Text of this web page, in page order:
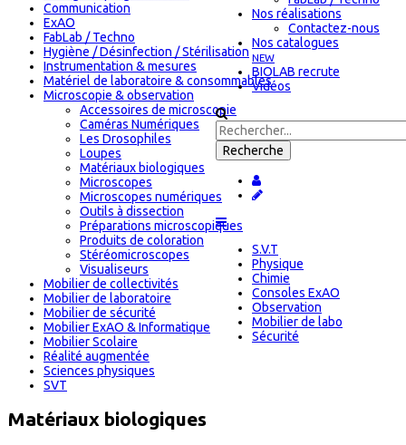
Nos réalisations
Contactez-nous
Nos catalogues
NEW
BIOLAB recrute
Vidéos
S.V.T
Physique
Chimie
Consoles ExAO
Observation
Mobilier de labo
Sécurité
Communication
ExAO
FabLab / Techno
Hygiène / Désinfection / Stérilisation
Instrumentation & mesures
Matériel de laboratoire & consommables
Microscopie & observation
Accessoires de microscopie
Caméras Numériques
Les Drosophiles
Loupes
Matériaux biologiques
Microscopes
Microscopes numériques
Outils à dissection
Préparations microscopiques
Produits de coloration
Stéréomicroscopes
Visualiseurs
Mobilier de collectivités
Mobilier de laboratoire
Mobilier de sécurité
Mobilier ExAO & Informatique
Mobilier Scolaire
Réalité augmentée
Sciences physiques
SVT
Matériaux biologiques